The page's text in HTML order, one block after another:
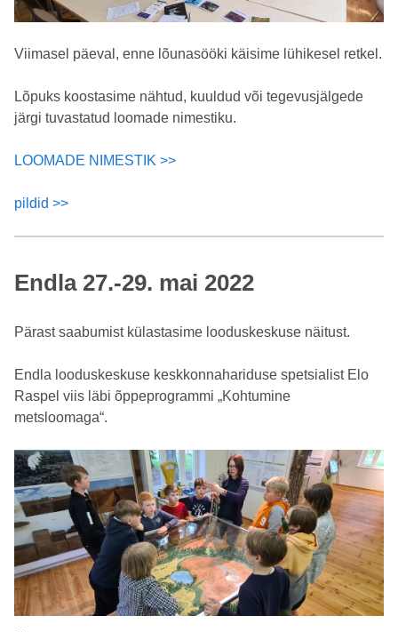
Viimasel päeval, enne lõunasööki käisime lühikesel retkel.
Lõpuks koostasime nähtud, kuuldud või tegevusjälgede
järgi tuvastatud loomade nimestiku.
LOOMADE NIMESTIK >>
pildid >>
Endla 27.-29. mai 2022
Pärast saabumist külastasime looduskeskuse näitust.
Endla looduskeskuse keskkonnahariduse spetsialist Elo
Raspel viis läbi õppeprogrammi „Kohtumine
metsloomaga“.